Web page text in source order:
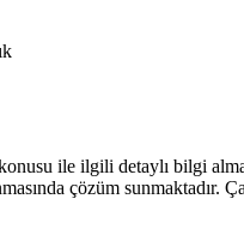
konusu ile ilgili detaylı bilgi
çözüm